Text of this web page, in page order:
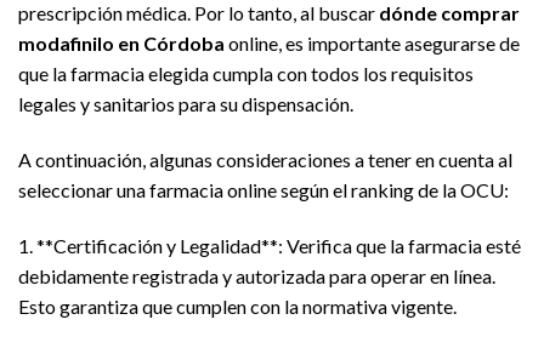
prescripción médica. Por lo tanto, al buscar dónde comprar
modafinilo en Córdoba online, es importante asegurarse de
que la farmacia elegida cumpla con todos los requisitos
legales y sanitarios para su dispensación.
A continuación, algunas consideraciones a tener en cuenta al
seleccionar una farmacia online según el ranking de la OCU:
1. **Certificación y Legalidad**: Verifica que la farmacia esté
debidamente registrada y autorizada para operar en línea.
Esto garantiza que cumplen con la normativa vigente.